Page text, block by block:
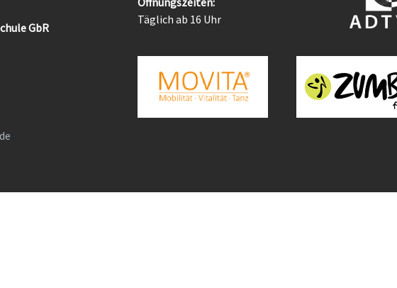
GbR
Täglich ab 16 Uhr